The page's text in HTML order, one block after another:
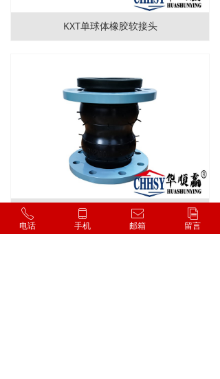
KXT单球体橡胶软接头
KST-F双球橡胶软接头
ꂅ
电话
ꀆ
手机
ꂘ
邮箱
ꀢ
留言